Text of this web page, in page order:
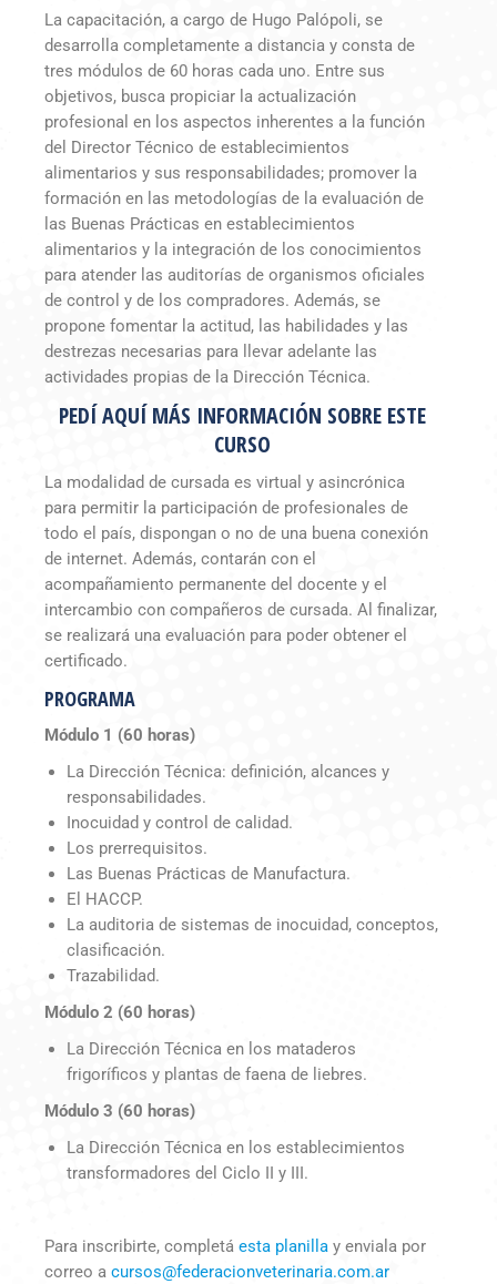
La capacitación, a cargo de Hugo Palópoli, se
desarrolla completamente a distancia y consta de
tres módulos de 60 horas cada uno. Entre sus
objetivos, busca propiciar la actualización
profesional en los aspectos inherentes a la función
del Director Técnico de establecimientos
alimentarios y sus responsabilidades; promover la
formación en las metodologías de la evaluación de
las Buenas Prácticas en establecimientos
alimentarios y la integración de los conocimientos
para atender las auditorías de organismos oficiales
de control y de los compradores. Además, se
propone fomentar la actitud, las habilidades y las
destrezas necesarias para llevar adelante las
actividades propias de la Dirección Técnica.
PEDÍ AQUÍ MÁS INFORMACIÓN SOBRE ESTE
CURSO
La modalidad de cursada es virtual y asincrónica
para permitir la participación de profesionales de
todo el país, dispongan o no de una buena conexión
de internet. Además, contarán con el
acompañamiento permanente del docente y el
intercambio con compañeros de cursada. Al finalizar,
se realizará una evaluación para poder obtener el
certificado.
PROGRAMA
Módulo 1 (60 horas)
La Dirección Técnica: definición, alcances y
responsabilidades.
Inocuidad y control de calidad.
Los prerrequisitos.
Las Buenas Prácticas de Manufactura.
El HACCP.
La auditoria de sistemas de inocuidad, conceptos,
clasificación.
Trazabilidad.
Módulo 2 (60 horas)
La Dirección Técnica en los mataderos
frigoríficos y plantas de faena de liebres.
Módulo 3 (60 horas)
La Dirección Técnica en los establecimientos
transformadores del Ciclo II y III.
Para inscribirte, completá esta planilla y enviala por
correo a cursos@federacionveterinaria.com.ar